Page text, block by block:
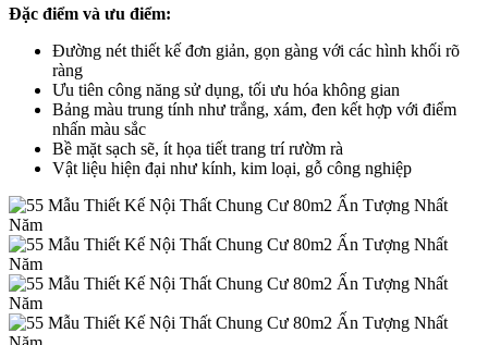
Đặc điểm và ưu điểm:
Đường nét thiết kế đơn giản, gọn gàng với các hình khối rõ
ràng
Ưu tiên công năng sử dụng, tối ưu hóa không gian
Bảng màu trung tính như trắng, xám, đen kết hợp với điểm
nhấn màu sắc
Bề mặt sạch sẽ, ít họa tiết trang trí rườm rà
Vật liệu hiện đại như kính, kim loại, gỗ công nghiệp